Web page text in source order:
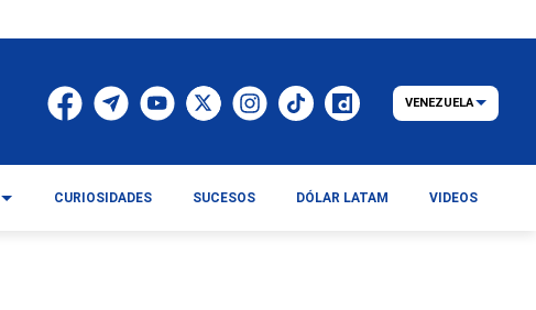
VENEZUELA
CURIOSIDADES SUCESOS DÓLAR LATAM VIDEOS